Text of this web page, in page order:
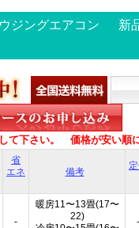
ジングエアコン
新
て下さい。 価格が安い
省
エネ
備考
-
暖房11〜13畳(17〜
22)
-